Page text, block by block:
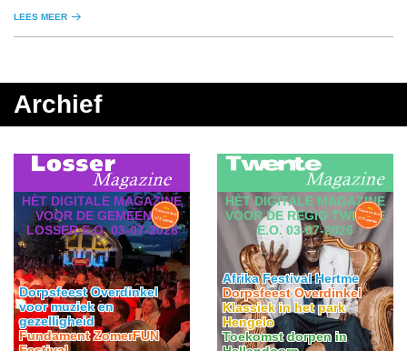
LEES MEER
Archief
HÈT DIGITALE MAGAZINE
VOOR DE GEMEENTE
LOSSER E.O. 03-07-2026
Dorpsfeest Overdinkel
voor muziek en
gezelligheid
Fundament ZomerFUN
HÈT DIGITALE MAGAZINE
VOOR DE REGIO TWENTE
E.O. 03-07-2026
Afrika Festival Hertme
Dorpsfeest Overdinkel
Klassiek in het park
Hengelo
Toekomst dorpen in